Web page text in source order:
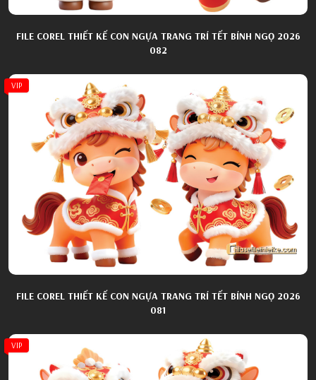
FILE COREL THIẾT KẾ CON NGỰA TRANG TRÍ TẾT BÍNH NGỌ 2026
082
VIP
FILE COREL THIẾT KẾ CON NGỰA TRANG TRÍ TẾT BÍNH NGỌ 2026
081
VIP